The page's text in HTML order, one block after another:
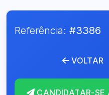
Referência: #3386
VOLTAR
CANDIDATAR-SE